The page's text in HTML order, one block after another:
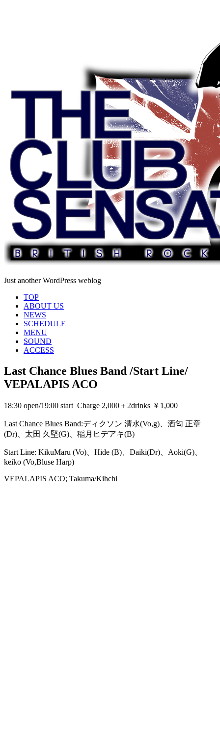
Just another WordPress weblog
TOP
ABOUT US
NEWS
SCHEDULE
MENU
SOUND
ACCESS
Last Chance Blues Band /Start Line/
VEPALAPIS ACO
18:30 open/19:00 start Charge 2,000＋2drinks ￥1,000
Last Chance Blues Band:ディクソン 清水(Vo,g)、酒匂 正章
(Dr)、太田 久堅(G)、稲月ヒデアキ(B)
Start Line: KikuMaru (Vo)、Hide (B)、Daiki(Dr)、Aoki(G)、
keiko (Vo,Bluse Harp)
VEPALAPIS ACO; Takuma/Kihchi